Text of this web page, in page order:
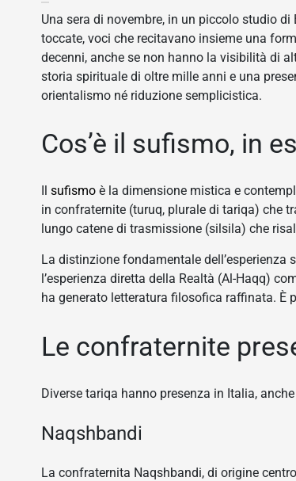
Una sera di novembre, in un piccolo studio
toccate, voci che recitavano insieme una
decenni, anche se non hanno la visibilità di
storia spirituale di oltre mille anni e una
orientalismo né riduzione semplicistica.
Cos’è il sufismo, in
sufismo è la dimensione mistica e
in confraternite (turuq, plurale di tariqa) che
lungo catene di trasmissione (silsila) che
La distinzione fondamentale
l’esperienza diretta della Realtà (Al-Haqq)
ha generato letteratura filosofica raffinata. È
Le confraternite
Diverse tariqa hanno presenza in Italia,
Naqshbandi
La confraternita Naqshbandi, di origine